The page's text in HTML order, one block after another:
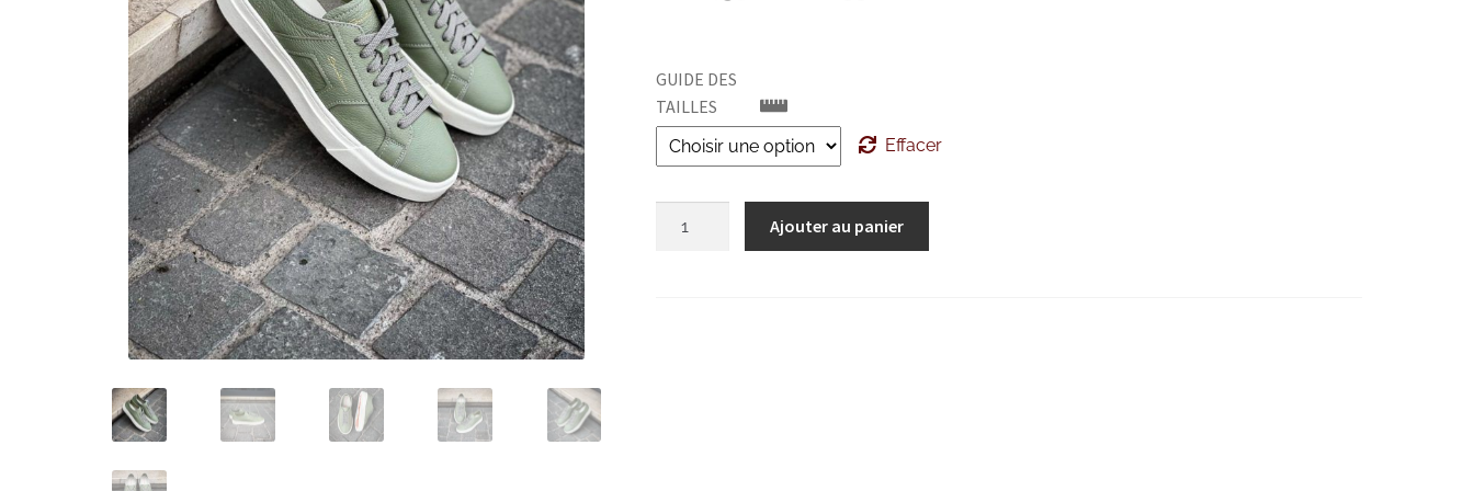
CHF495.00.CHF350.00.
GUIDE DES
TAILLES
Effacer
Ajouter au panier